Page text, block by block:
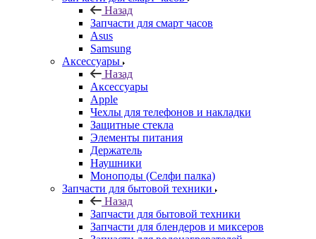
Назад
Аксессуары
Apple
Чехлы для телефонов и накладки
Защитные стекла
Элементы питания
Держатель
Наушники
Моноподы (Селфи палка)
Запчасти для бытовой техники
Назад
Запчасти для бытовой техники
Запчасти для блендеров и миксеров
Запчасти для водонагревателей
Запчасти для кофемашин
Запчасти для кулеров
Запчасти для кухонных комбаинов
Запчасти для кухонных плит